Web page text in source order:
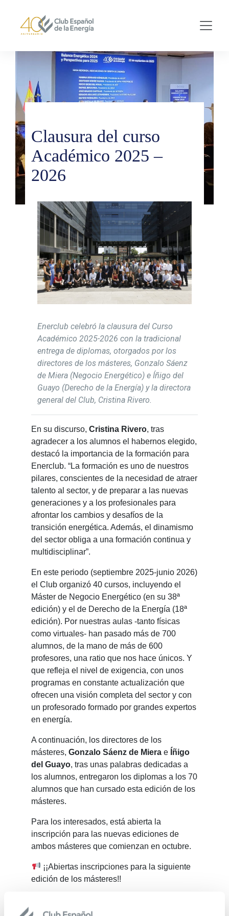
Clausura del curso
Académico 2025 –
2026
Enerclub celebró la clausura del Curso
Académico 2025-2026 con la tradicional
entrega de diplomas, otorgados por los
directores de los másteres, Gonzalo Sáenz
de Miera (Negocio Energético) e Íñigo del
Guayo (Derecho de la Energía) y la directora
general del Club, Cristina Rivero.
En su discurso,Cristina Rivero, tras
agradecer a los alumnos el habernos elegido,
destacó la importancia de la formación para
Enerclub. “La formación es uno de nuestros
pilares, conscientes de la necesidad de atraer
talento al sector, y de preparar a las nuevas
generaciones y a los profesionales para
afrontar los cambios y desafíos de la
transición energética. Además, el dinamismo
del sector obliga a una formación continua y
multidisciplinar”.
En este periodo (septiembre 2025-junio 2026)
el Club organizó 40 cursos, incluyendo el
Máster de Negocio Energético (en su 38ª
edición) y el de Derecho de la Energía (18ª
edición). Por nuestras aulas -tanto físicas
como virtuales- han pasado más de 700
alumnos, de la mano de más de 600
profesores, una ratio que nos hace únicos. Y
que refleja el nivel de exigencia, con unos
programas en constante actualización que
ofrecen una visión completa del sector y con
un profesorado formado por grandes expertos
en energía.
A continuación, los directores de los
másteres,Gonzalo Sáenz de Miera e Íñigo
del Guayo, tras unas palabras dedicadas a
los alumnos, entregaron los diplomas a los 70
alumnos que han cursado esta edición de los
másteres.
Para los interesados, está abierta la
inscripción para las nuevas ediciones de
ambos másteres que comienzan en octubre.
¡¡Abiertas inscripciones para la siguiente
edición de los másteres!!
https://www.enerclub.es/cursos/mne39/